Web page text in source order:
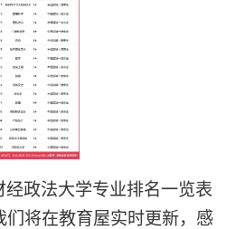
经政法大学专业排名一览表
们将在教育屋实时更新，感